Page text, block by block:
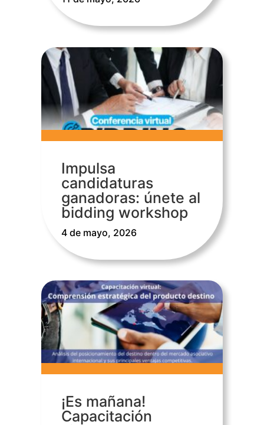
Impulsa
candidaturas
ganadoras: únete al
bidding workshop
4 de mayo, 2026
¡Es mañana!
Capacitación